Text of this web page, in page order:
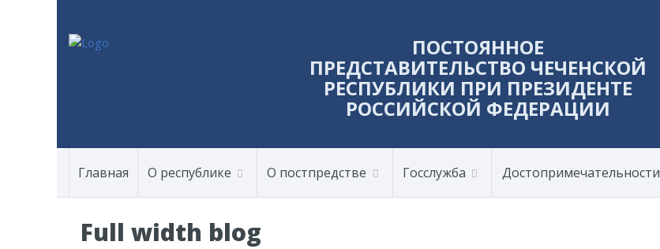
ПОСТОЯННОЕ
ПРЕДСТАВИТЕЛЬСТВО ЧЕЧЕНСКОЙ
РЕСПУБЛИКИ ПРИ ПРЕЗИДЕНТЕ
РОССИЙСКОЙ ФЕДЕРАЦИИ
Главная О республике О постпредстве Госслужба Достопримечательности
Full width blog